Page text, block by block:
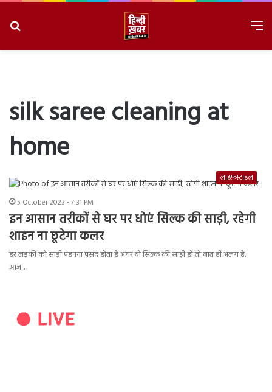
silk saree cleaning at
home
लाइफ़स्टाइल
5 October 2023 - 7:31 PM
इन आसान तरीकों से घर पर धोएं सिल्क की साड़ी, रहेगी
शाइन ना छूटेगा कलर
हर लड़की को साड़ी पहनना पसंद होता है अगर वो सिल्क की साड़ी हो तो बात ही अलग है.
आज…